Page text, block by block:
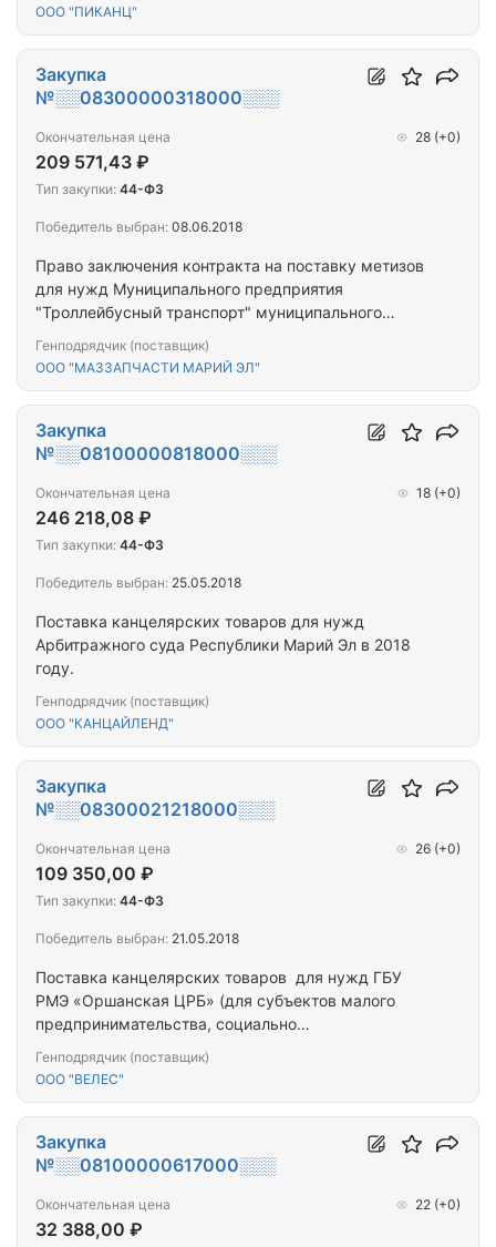
ООО "ПИКАНЦ"
Право заключения контракта на поставку метизов
для нужд Муниципального предприятия
"Троллейбусный транспорт" муниципального
Генподрядчик (поставщик)
ООО "МАЗЗАПЧАСТИ МАРИЙ ЭЛ"
Закупка
№░░08300000318000░░░
Окончательная цена
209 571,43 ₽
28 (+0)
Тип закупки: 44-ФЗ
Победитель выбран: 08.06.2018
Поставка канцелярских товаров для нужд
Арбитражного суда Республики Марий Эл в 2018
году.
Генподрядчик (поставщик)
ООО "КАНЦАЙЛЕНД"
Закупка
№░░08100000818000░░░
Окончательная цена
246 218,08 ₽
18 (+0)
Тип закупки: 44-ФЗ
Победитель выбран: 25.05.2018
Поставка канцелярских товаров для нужд ГБУ
РМЭ «Оршанская ЦРБ» (для субъектов малого
предпринимательства, социально
Генподрядчик (поставщик)
ООО "ВЕЛЕС"
Закупка
№░░08300021218000░░░
Окончательная цена
109 350,00 ₽
26 (+0)
Тип закупки: 44-ФЗ
Победитель выбран: 21.05.2018
Закупка
№░░08100000617000░░░
Окончательная цена
32 388,00 ₽
22 (+0)